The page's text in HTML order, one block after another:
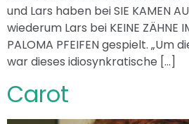
und Lars haben bei SIE KAMEN
wiederum Lars bei KEINE ZÄHNE
PALOMA PFEIFEN gespielt. „Um
war dieses idiosynkratische […]
Carot